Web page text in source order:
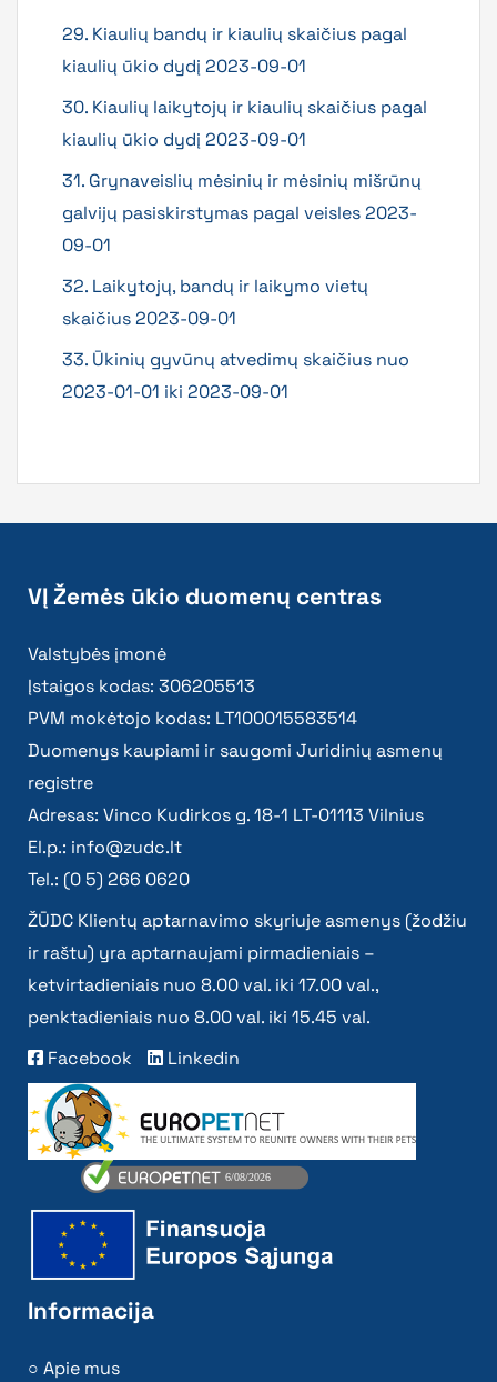
29. Kiaulių bandų ir kiaulių skaičius pagal
kiaulių ūkio dydį 2023-09-01
30. Kiaulių laikytojų ir kiaulių skaičius pagal
kiaulių ūkio dydį 2023-09-01
31. Grynaveislių mėsinių ir mėsinių mišrūnų
galvijų pasiskirstymas pagal veisles 2023-
09-01
32. Laikytojų, bandų ir laikymo vietų
skaičius 2023-09-01
33. Ūkinių gyvūnų atvedimų skaičius nuo
2023-01-01 iki 2023-09-01
VĮ Žemės ūkio duomenų centras
Valstybės įmonė
Įstaigos kodas: 306205513
PVM mokėtojo kodas: LT100015583514
Duomenys kaupiami ir saugomi Juridinių asmenų
registre
Adresas: Vinco Kudirkos g. 18-1 LT-01113 Vilnius
El.p.: info@zudc.lt
Tel.: (0 5) 266 0620
ŽŪDC Klientų aptarnavimo skyriuje asmenys (žodžiu
ir raštu) yra aptarnaujami pirmadieniais –
ketvirtadieniais nuo 8.00 val. iki 17.00 val.,
penktadieniais nuo 8.00 val. iki 15.45 val.
Facebook
Linkedin
Informacija
Apie mus